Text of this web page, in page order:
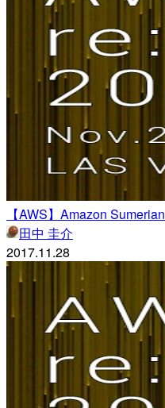
【AWS】Amazon
田中 圭介
2017.11.28